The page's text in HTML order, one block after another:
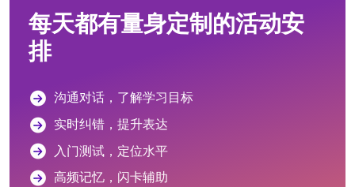
每天都有量身定制的活动安
排
沟通对话，了解学习目标
实时纠错，提升表达
入门测试，定位水平
高频记忆，闪卡辅助